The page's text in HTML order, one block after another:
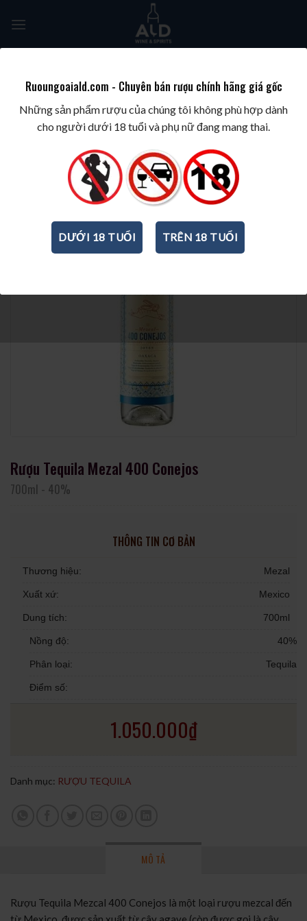
TRANG CHỦ / RƯỢU PHA CHẾ / RƯỢU TEQUILA
Rượu Tequila Mezal 400 Conejos
700ml - 40%
THÔNG TIN CƠ BẢN
Thương hiệu: Mezal
Xuất xứ: Mexico
Dung tích: 700ml
Nồng độ: 40%
Phân loại: Tequila
Điểm số:
1.050.000₫
Danh mục: RƯỢU TEQUILA
MÔ TẢ
Rượu Tequila Mezcal 400 Conejos là một loại rượu mezcal đến
Ruoungoaiald.com - Chuyên bán rượu chính hãng giá gốc
Những sản phẩm rượu của chúng tôi không phù hợp dành
cho người dưới 18 tuổi và phụ nữ đang mang thai.
DƯỚI 18 TUỔI TRÊN 18 TUỔI